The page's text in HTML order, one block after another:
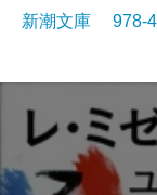
新潮文庫 978-